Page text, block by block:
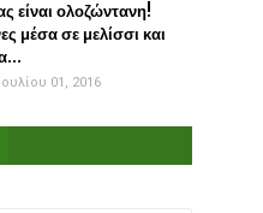
είναι ολοζώντανη!
μέσα σε μελίσσι και
01, 2016